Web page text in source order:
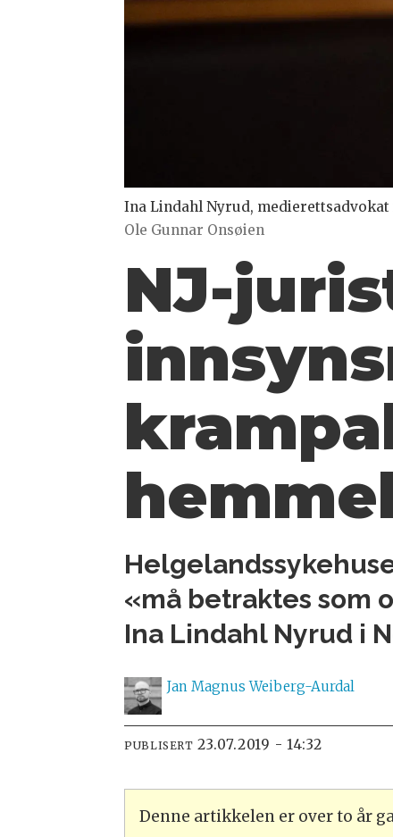
Ina Lindahl Nyrud,
Ole Gunnar Onsøien
NJ-
«må betraktes som
Ina Lindahl Nyrud i
Jan Magnus Weiberg-Aurdal
PUBLISERT 23.07.2019 - 14:32
Denne artikkelen er over to år